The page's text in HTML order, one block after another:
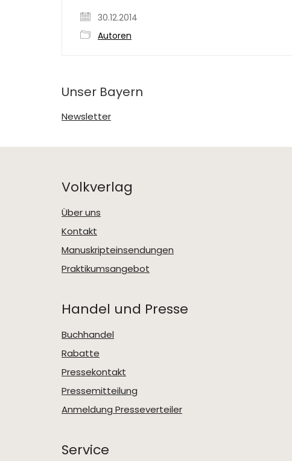
30.12.2014
Autoren
Unser Bayern
Newsletter
Volkverlag
Über uns
Kontakt
Manuskripteinsendungen
Praktikumsangebot
Handel und Presse
Buchhandel
Rabatte
Pressekontakt
Pressemitteilung
Anmeldung Presseverteiler
Service